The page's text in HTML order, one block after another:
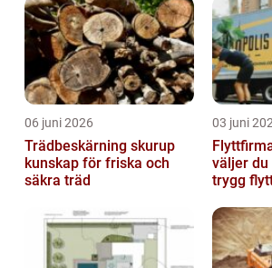
06 juni 2026
Trädbeskärning skurup
kunskap för friska och
säkra träd
03 juni
Flyttfirma
väljer
trygg